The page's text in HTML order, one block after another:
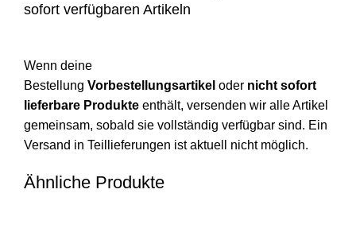
sofort verfügbaren Artikeln
Wenn deine
Bestellung Vorbestellungsartikel oder nicht sofort
lieferbare Produkte enthält, versenden wir alle Artikel
gemeinsam, sobald sie vollständig verfügbar sind. Ein
Versand in Teillieferungen ist aktuell nicht möglich.
Ähnliche Produkte